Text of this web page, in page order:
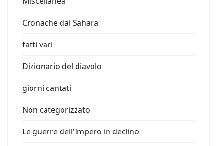
Cronache dal Sahara
fatti vari
Dizionario del diavolo
giorni cantati
Non categorizzato
Le guerre dell'Impero in declino